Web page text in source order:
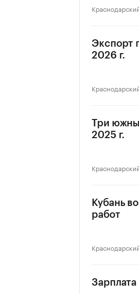
Экспорт
2026 г.
Три
2025 г.
Кубань
работ